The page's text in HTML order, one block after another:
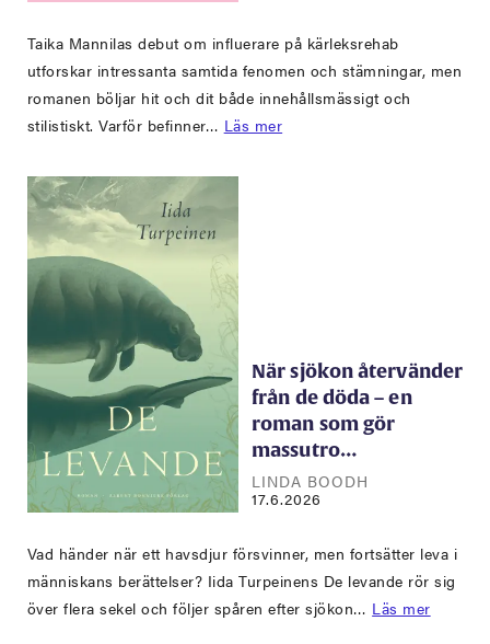
Taika Mannilas debut om influerare på kärleksrehab
utforskar intressanta samtida fenomen och stämningar, men
romanen böljar hit och dit både innehållsmässigt och
stilistiskt. Varför befinner… Läs mer
När sjökon återvänder
från de döda – en
roman som gör
massutro…
LINDA BOODH
17.6.2026
Vad händer när ett havsdjur försvinner, men fortsätter leva i
människans berättelser? Iida Turpeinens De levande rör sig
över flera sekel och följer spåren efter sjökon… Läs mer